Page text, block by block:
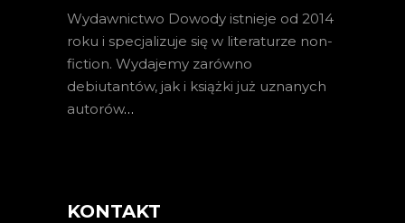
Wydawnictwo Dowody istnieje od 2014
roku i specjalizuje się w literaturze non-
fiction. Wydajemy zarówno
debiutantów, jak i książki już uznanych
autorów…
KONTAKT